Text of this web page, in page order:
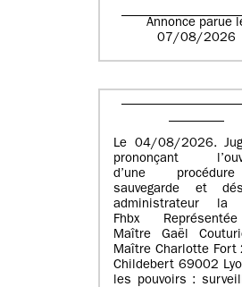
Annonce parue
07/08/2026
Le 04/08/2026.
prononçant
d’une
sauvegarde et
administrateur la
Fhbx
Maître Gaël
Maître Charlotte Fort
Childebert 69002
les pouvoirs :